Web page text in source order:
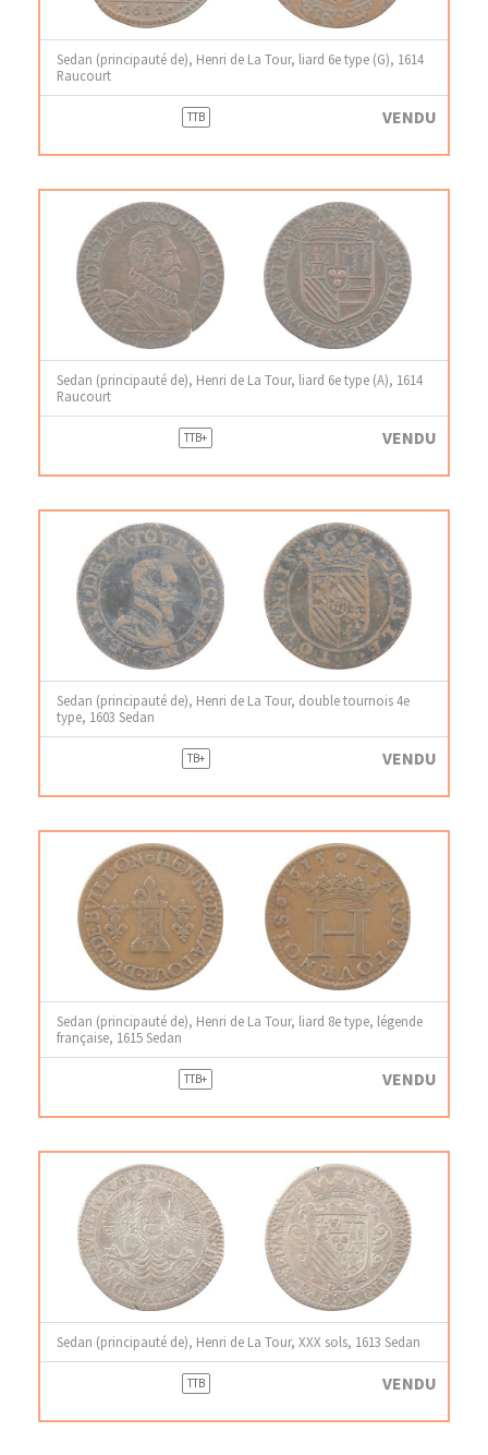
Sedan (principauté de), Henri de La Tour, liard 6e type (G), 1614
Raucourt
TTB VENDU
Sedan (principauté de), Henri de La Tour, liard 6e type (A), 1614
Raucourt
TTB+ VENDU
Sedan (principauté de), Henri de La Tour, double tournois 4e
type, 1603 Sedan
TB+ VENDU
Sedan (principauté de), Henri de La Tour, liard 8e type, légende
française, 1615 Sedan
TTB+ VENDU
Sedan (principauté de), Henri de La Tour, XXX sols, 1613 Sedan
TTB VENDU